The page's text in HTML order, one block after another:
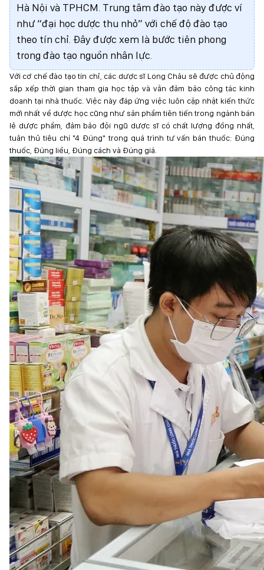
Hà Nội và TPHCM. Trung tâm đào tạo này được ví
như “đại học dược thu nhỏ” với chế độ đào tạo
theo tín chỉ. Đây được xem là bước tiên phong
trong đào tạo nguồn nhân lực.
Với cơ chế đào tạo tín chỉ, các dược sĩ Long Châu sẽ được chủ động
sắp xếp thời gian tham gia học tập và vẫn đảm bảo công tác kinh
doanh tại nhà thuốc. Việc này đáp ứng việc luôn cập nhật kiến thức
mới nhất về dược học cũng như sản phẩm tiên tiến trong ngành bán
lẻ dược phẩm, đảm bảo đội ngũ dược sĩ có chất lượng đồng nhất,
tuân thủ tiêu chí "4 Đúng" trong quá trình tư vấn bán thuốc: Đúng
thuốc, Đúng liều, Đúng cách và Đúng giá.